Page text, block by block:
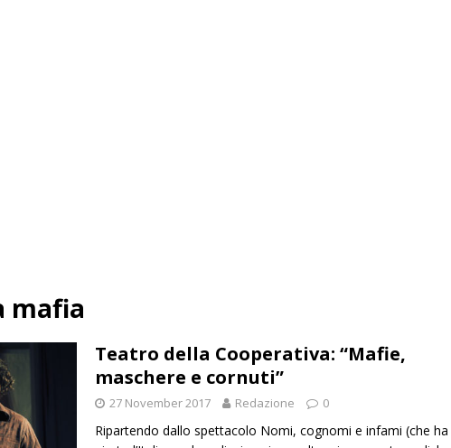
mafia
Teatro della Cooperativa: “Mafie,
maschere e cornuti”
27 November 2017 Redazione 0
Ripartendo dallo spettacolo Nomi, cognomi e infami (che ha